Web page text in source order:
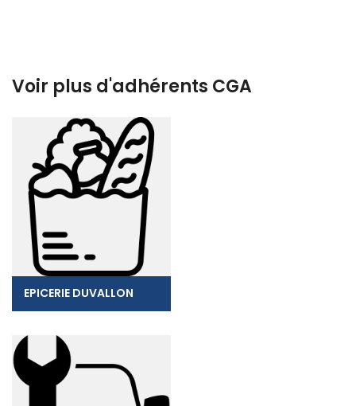
Voir plus d'adhérents CGA
EPICERIE DUVALLON